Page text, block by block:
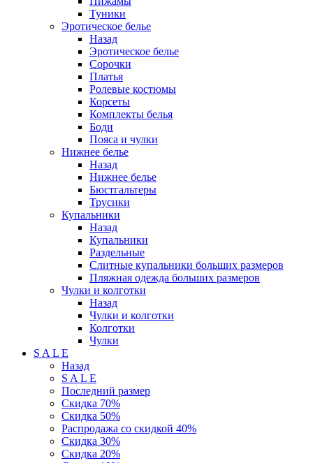
Туники
Эротическое белье
Назад
Эротическое белье
Сорочки
Платья
Ролевые костюмы
Корсеты
Комплекты белья
Боди
Пояса и чулки
Нижнее белье
Назад
Нижнее белье
Бюстгальтеры
Трусики
Купальники
Назад
Купальники
Раздельные
Слитные купальники больших размеров
Пляжная одежда больших размеров
Чулки и колготки
Назад
Чулки и колготки
Колготки
Чулки
S A L E
Назад
S A L E
Последний размер
Скидка 70%
Скидка 50%
Распродажа со скидкой 40%
Скидка 30%
Скидка 20%